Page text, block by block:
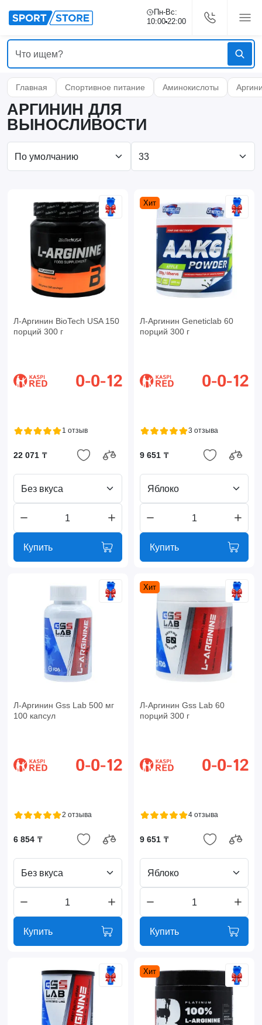
Пн-Вс:
10:00 22:00
Главная Спортивное питание Аминокислоты
АРГИНИН ДЛЯ
ВЫНОСЛИВОСТИ
Л-Аргинин BioTech USA 150
порций 300 г
1 отзыв
22 071 ₸
Без вкуса
Купить
Хит
Л-Аргинин Geneticlab 60
порций 300 г
3 отзыва
9 651 ₸
Яблоко
Купить
Л-Аргинин Gss Lab 500 мг
100 капсул
2 отзыва
6 854 ₸
Без вкуса
Купить
Хит
Л-Аргинин Gss Lab 60
порций 300 г
4 отзыва
9 651 ₸
Яблоко
Купить
Хит